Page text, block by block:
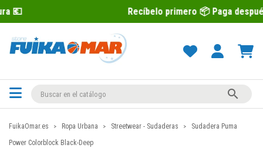
Recíbelo primero 📦 Paga después con

FuikaOmar.es Ropa Urbana Streetwear - Sudaderas
Sudadera Puma
Power Colorblock Black-Deep